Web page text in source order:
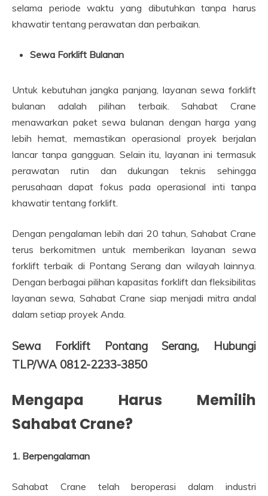
selama periode waktu yang dibutuhkan tanpa harus
khawatir tentang perawatan dan perbaikan.
Sewa Forklift Bulanan
Untuk kebutuhan jangka panjang, layanan sewa forklift
bulanan adalah pilihan terbaik. Sahabat Crane
menawarkan paket sewa bulanan dengan harga yang
lebih hemat, memastikan operasional proyek berjalan
lancar tanpa gangguan. Selain itu, layanan ini termasuk
perawatan rutin dan dukungan teknis sehingga
perusahaan dapat fokus pada operasional inti tanpa
khawatir tentang forklift.
Dengan pengalaman lebih dari 20 tahun, Sahabat Crane
terus berkomitmen untuk memberikan layanan sewa
forklift terbaik di Pontang Serang dan wilayah lainnya.
Dengan berbagai pilihan kapasitas forklift dan fleksibilitas
layanan sewa, Sahabat Crane siap menjadi mitra andal
dalam setiap proyek Anda.
Sewa Forklift Pontang Serang, Hubungi
TLP/WA 0812-2233-3850
Mengapa Harus Memilih
Sahabat Crane?
1. Berpengalaman
Sahabat Crane telah beroperasi dalam industri